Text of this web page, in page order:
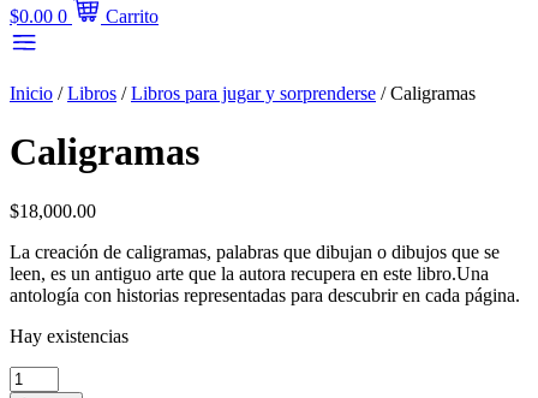
$0.00 0 Carrito
Inicio /Libros /Libros para jugar y sorprenderse / Caligramas
Caligramas
$18,000.00
La creación de caligramas, palabras que dibujan o dibujos que se
leen, es un antiguo arte que la autora recupera en este libro.Una
antología con historias representadas para descubrir en cada página.
Hay existencias
Caligramas